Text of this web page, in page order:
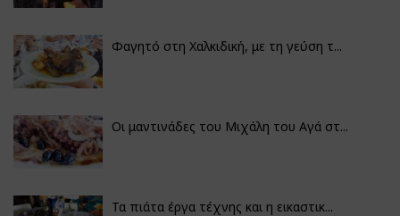
Φαγητό στη Χαλκιδική, με τη γεύση τ...
Οι μαντινάδες του Μιχάλη του Αγά στ...
Τα πιάτα έργα τέχνης και η εικαστικ...